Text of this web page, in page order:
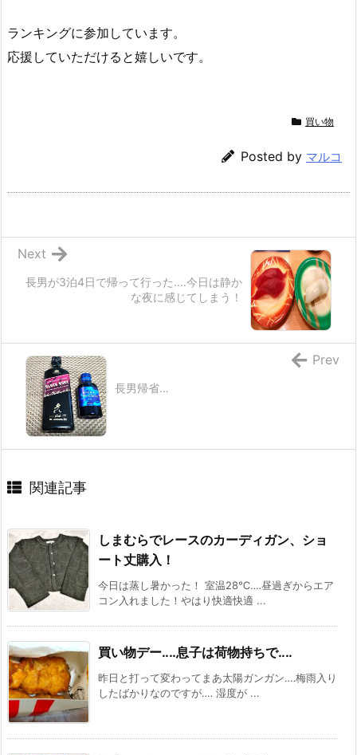
ランキングに参加しています。
応援していただけると嬉しいです。
買い物
Posted by マルコ
長男が3泊4日で帰って行った‥‥今日は静か
な夜に感じてしまう！
Next
長男帰省…
Prev
関連記事
しまむらでレースのカーディガン、ショ
ート丈購入！
今日は蒸し暑かった！ 室温28℃‥‥昼過ぎからエア
コン入れました！やはり快適快適 ...
買い物デー‥‥息子は荷物持ちで‥‥
昨日と打って変わってまあ太陽ガンガン‥‥梅雨入り
したばかりなのですが‥‥ 湿度が ...